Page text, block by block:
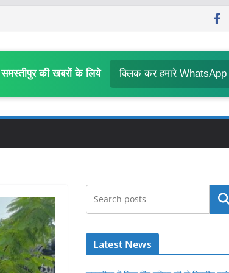
समस्तीपुर की खबरों के लिये क्लिक कर हमारे
खोजें
Latest News